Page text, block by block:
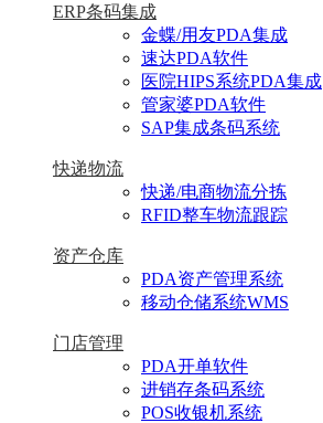
ERP条码集成
金蝶/用友PDA集成
速达PDA软件
医院HIPS系统PDA集成
管家婆PDA软件
SAP集成条码系统
快递物流
快递/电商物流分拣
RFID整车物流跟踪
资产仓库
PDA资产管理系统
移动仓储系统WMS
门店管理
PDA开单软件
进销存条码系统
POS收银机系统